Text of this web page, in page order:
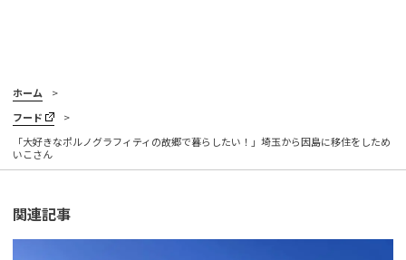
ホーム
フード
「大好きなポルノグラフィティの故郷で暮らしたい！」埼玉から因島に移住をしため
いこさん
関連記事